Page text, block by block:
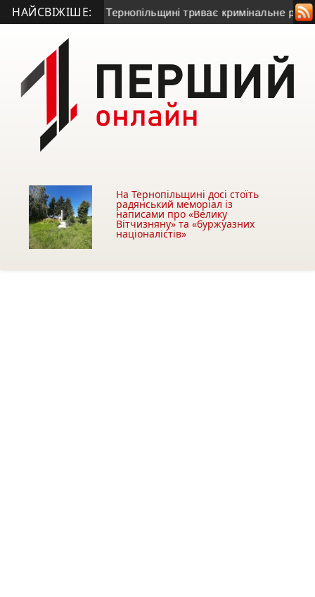
НАЙСВІЖІШЕ:
Серет: на Тернопільщині триває кримінальне
На Тернопільщині досі стоїть
радянський меморіал із
написами про «Велику
Вітчизняну» та «буржуазних
націоналістів»